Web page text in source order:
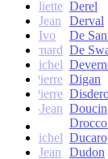
Juliette Derel
Jean
Derval
Ivo
De
Bernard De
Michel
Pierre Digan
Pierre
André-Jean Doucin
Michel
Jean
Dudon